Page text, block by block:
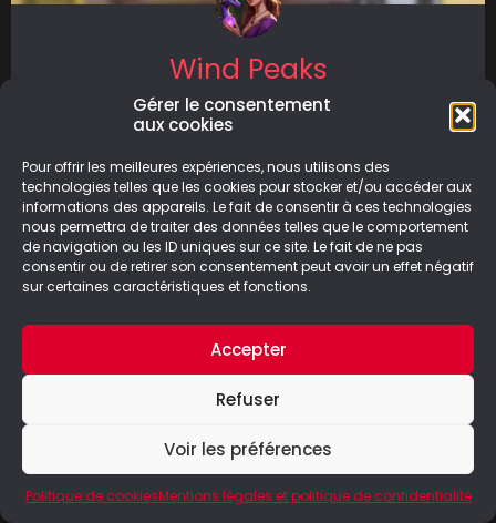
Gérer le consentement
aux cookies
Pour offrir les meilleures expériences, nous utilisons des
technologies telles que les cookies pour stocker et/ou accéder aux
informations des appareils. Le fait de consentir à ces technologies
nous permettra de traiter des données telles que le comportement
de navigation ou les ID uniques sur ce site. Le fait de ne pas
consentir ou de retirer son consentement peut avoir un effet négatif
sur certaines caractéristiques et fonctions.
Accepter
Refuser
Voir les préférences
Politique de cookiesMentions légales et politique de confidentialité
Wind Peaks
Wind Peaks décrit l’histoire d’un groupe de
ce que l’un d’entre eux
LIRE LA SUITE
15/07/2023
© Le Geek Paresseux –Mentions légales & Politique de